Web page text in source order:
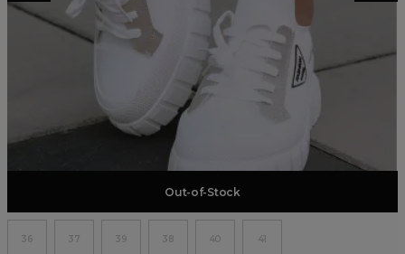
Add to basket
Out-of-Stock
36 37 39 38 40 41